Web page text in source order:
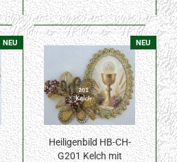
NEU NEU
Heiligenbild HB-CH-
G201 Kelch mit